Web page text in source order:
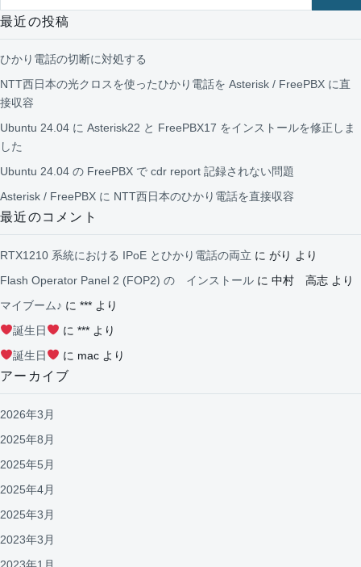
最近の投稿
ひかり電話の切断に対処する
NTT西日本の光クロスを使ったひかり電話を Asterisk / FreePBX に直
接収容
Ubuntu 24.04 に Asterisk22 と FreePBX17 をインストールを修正しま
した
Ubuntu 24.04 の FreePBX で cdr report 記録されない問題
Asterisk / FreePBX に NTT西日本のひかり電話を直接収容
最近のコメント
RTX1210 系統における IPoE とひかり電話の両立 に がり より
Flash Operator Panel 2 (FOP2) の インストール に 中村 高志 より
マイブーム♪ に *** より
誕生日
に ***より
誕生日
に macより
アーカイブ
2026年3月
2025年8月
2025年5月
2025年4月
2025年3月
2023年3月
2023年1月